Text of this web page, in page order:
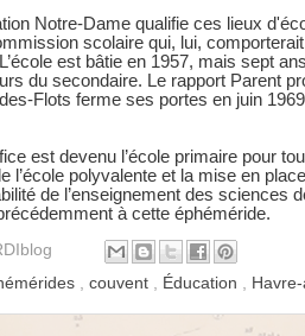
Notre-Dame qualifie ces lieux
scolaire qui, lui,
L’école est bâtie en 1957, mais sept
du secondaire. Le rapport Parent
Flots ferme ses portes en juin
est devenu l’école primaire pour
l’école polyvalente et la mise en
de l’enseignement des sciences
à cette éphéméride.
couvent Éducation